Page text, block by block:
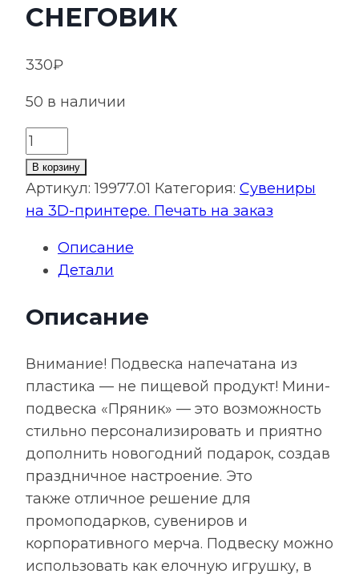
СНЕГОВИК
330₽
50 в наличии
Количество
товара
Мини-
подвеска
3D-
печать
заказ,
В корзину
Артикул:19977.01 Категория: Сувениры
на 3D-принтере. Печать на заказ
Описание
Детали
Описание
Внимание! Подвеска напечатана из
пластика — не пищевой продукт! Мини-
подвеска «Пряник» — это возможность
стильно персонализировать и приятно
дополнить новогодний подарок, создав
праздничное настроение. Это
также отличное решение для
промоподарков, сувениров и
корпоративного мерча. Подвеску можно
использовать как елочную игрушку, в